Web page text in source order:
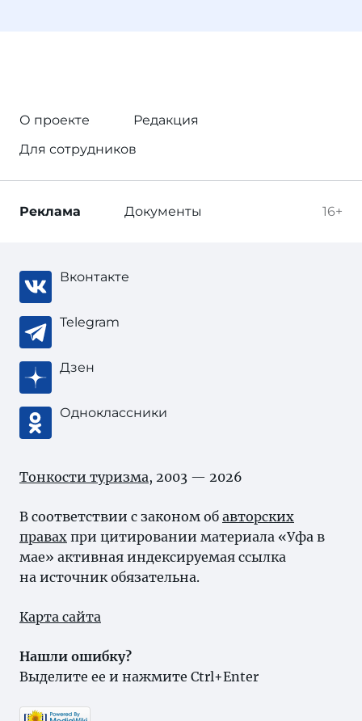
О проекте
Редакция
Для сотрудников
16+
Реклама Документы
Вконтакте
Telegram
Дзен
Одноклассники
Тонкости туризма, 2003 — 2026
В соответствии с законом об авторских
правах при цитировании материала «Уфа в
мае» активная индексируемая ссылка
на источник обязательна.
Карта сайта
Нашли ошибку?
Выделите ее и нажмите Ctrl+Enter